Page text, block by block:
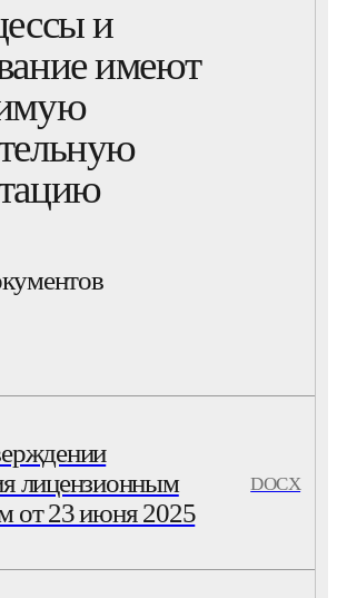
и
имеют
лицензионным
от 23 июня 2025
DOCX